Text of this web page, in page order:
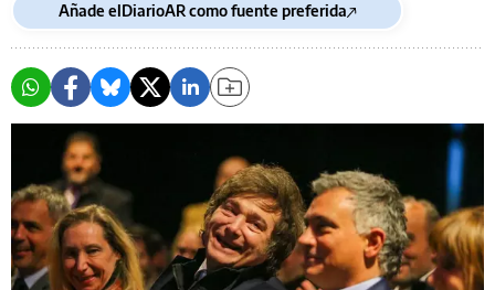
Añade elDiarioAR como fuente preferida